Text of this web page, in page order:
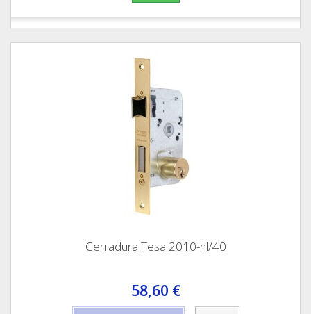
Cerradura Tesa 2010-hl/40
58,60 €